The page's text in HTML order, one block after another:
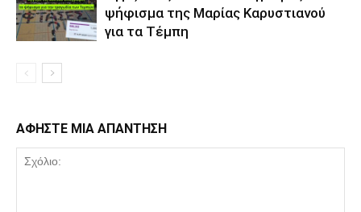
ψήφισμα της Μαρίας Καρυστιανού
για τα Τέμπη
ΑΦΗΣΤΕ ΜΙΑ ΑΠΑΝΤΗΣΗ